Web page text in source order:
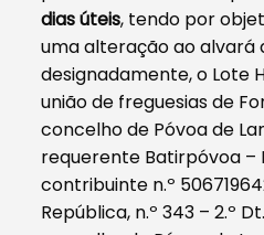
dias úteis, tendo por
uma alteração ao alvará
designadamente, o Lote
união de freguesias de
concelho de Póvoa de
requerente Batirpóvoa –
contribuinte n.º
República, n.º 343 – 2.º